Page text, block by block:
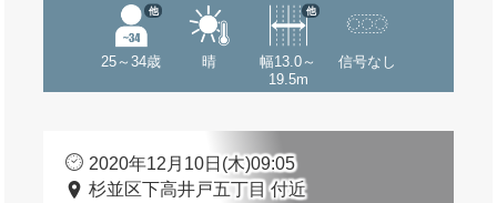
25～34歳
他
晴
幅13.0～
19.5m
他
信号なし
2020年12月10日(木)09:05
杉並区下高井戸五丁目 付近